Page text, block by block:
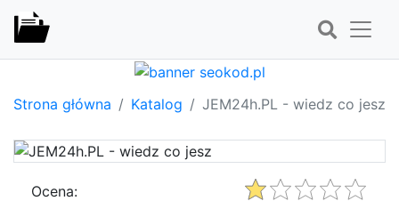
Strona główna Katalog JEM24h.PL - wiedz co jesz
Ocena: